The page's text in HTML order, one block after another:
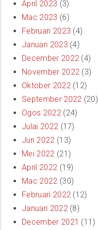
April 2023 (3)
Mac 2023 (6)
Februari 2023 (4)
Januari 2023 (4)
December 2022 (4)
November 2022 (3)
Oktober 2022(12)
September 2022 (20)
Ogos 2022(24)
Julai 2022 (17)
Jun 2022 (13)
Mei 2022 (21)
April 2022 (19)
Mac 2022 (30)
Februari 2022 (12)
Januari 2022(8)
December 2021 (11)